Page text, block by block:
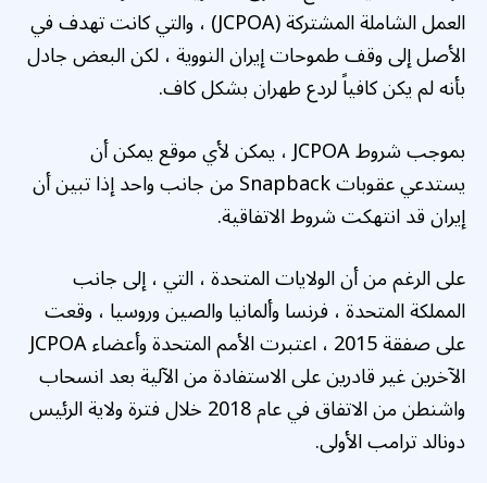
العمل الشاملة المشتركة (JCPOA) ، والتي كانت تهدف في
الأصل إلى وقف طموحات إيران النووية ، لكن البعض جادل
بأنه لم يكن كافياً لردع طهران بشكل كاف.
بموجب شروط JCPOA ، يمكن لأي موقع يمكن أن
يستدعي عقوبات Snapback من جانب واحد إذا تبين أن
إيران قد انتهكت شروط الاتفاقية.
على الرغم من أن الولايات المتحدة ، التي ، إلى جانب
المملكة المتحدة ، فرنسا وألمانيا والصين وروسيا ، وقعت
على صفقة 2015 ، اعتبرت الأمم المتحدة وأعضاء JCPOA
الآخرين غير قادرين على الاستفادة من الآلية بعد انسحاب
واشنطن من الاتفاق في عام 2018 خلال فترة ولاية الرئيس
دونالد ترامب الأولى.